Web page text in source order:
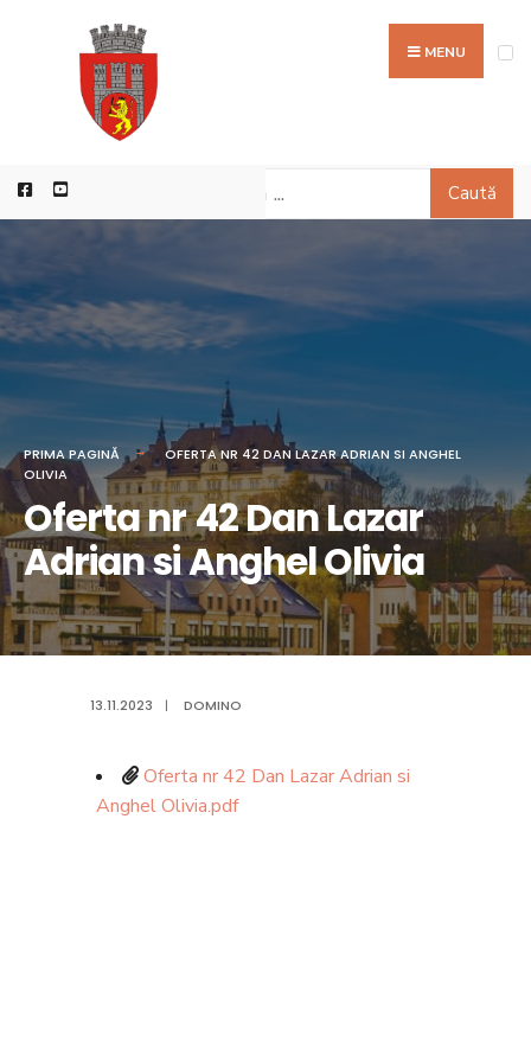
MENU
Caută
PRIMA PAGINĂ
OFERTA NR 42 DAN LAZAR ADRIAN SI ANGHEL
OLIVIA
Oferta nr 42 Dan Lazar
Adrian si Anghel Olivia
13.11.2023 | DOMINO
Oferta nr 42 Dan Lazar Adrian si
Anghel Olivia.pdf